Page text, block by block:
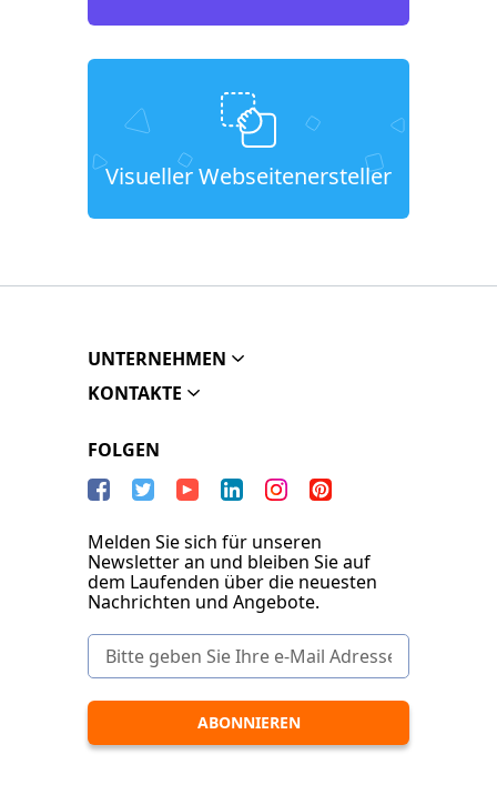
Visueller Webseitenersteller
UNTERNEHMEN
KONTAKTE
FOLGEN
Melden Sie sich für unseren
Newsletter an und bleiben Sie auf
dem Laufenden über die neuesten
Nachrichten und Angebote.